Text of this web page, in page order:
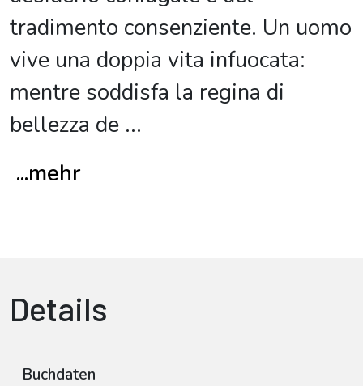
tradimento consenziente. Un uomo
vive una doppia vita infuocata:
mentre soddisfa la regina di
bellezza de ...
...mehr
Details
Buchdaten